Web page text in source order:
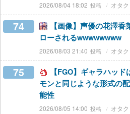
2026/08/04 18:02 オタク
74
【画像】声優の花澤
ローされるwwwwwwww
2026/08/03 21:40 オタク
75
【FGO】ギャラハッ
モンと同じような形式の
能性
2026/08/05 14:00 オタク